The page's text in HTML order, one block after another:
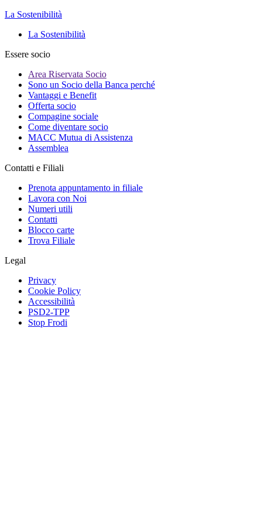
La Sostenibilità
La Sostenibilità
Essere socio
Area Riservata Socio
Sono un Socio della Banca perché
Vantaggi e Benefit
Offerta socio
Compagine sociale
Come diventare socio
MACC Mutua di Assistenza
Assemblea
Contatti e Filiali
Prenota appuntamento in filiale
Lavora con Noi
Numeri utili
Contatti
Blocco carte
Trova Filiale
Legal
Privacy
Cookie Policy
Accessibilità
PSD2-TPP
Stop Frodi